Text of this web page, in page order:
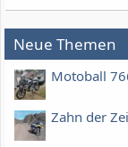
Neue Themen
Motoball
Zahn der